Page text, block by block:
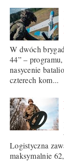
W dwóch
44” –
nasycenie
czterech kom...
Logistyczna
maksymalnie